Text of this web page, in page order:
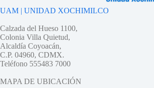
UAM | UNIDAD XOCHIMILCO
Calzada del Hueso 1100,
Colonia Villa Quietud,
Alcaldía Coyoacán,
C.P. 04960, CDMX.
Teléfono 555483 7000
MAPA DE UBICACIÓN